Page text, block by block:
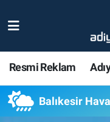
Resmi Reklam
Balıkesir
Röportajlar
Nöbetçi
Adiyaman